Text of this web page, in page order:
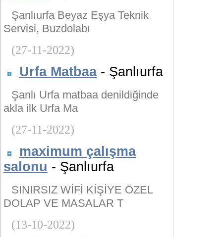
Şanlıurfa Beyaz Eşya Teknik
Servisi, Buzdolabı
(27-11-2022)
Urfa Matbaa- Şanlıurfa
Şanlı Urfa matbaa denildiğinde
akla ilk Urfa Ma
(27-11-2022)
maximum çalışma
salonu - Şanlıurfa
SINIRSIZ WİFİ KİŞİYE ÖZEL
DOLAP VE MASALAR T
(13-10-2022)